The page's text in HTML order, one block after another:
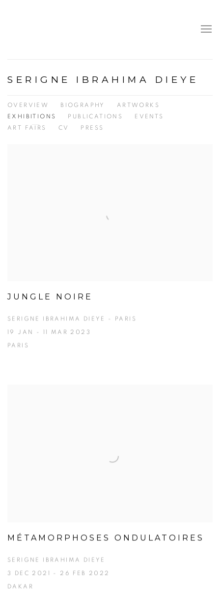
SERIGNE IBRAHIMA DIEYE
OVERVIEW BIOGRAPHY
ARTWORKS
EXHIBITIONS
PUBLICATIONS
EVENTS
ART FAIRS
CV PRESS
JUNGLE NOIRE
SERIGNE IBRAHIMA DIEYE - PARIS
19 JAN - 11 MAR 2023
PARIS
MÉTAMORPHOSES ONDULATOIRES
SERIGNE IBRAHIMA DIEYE
3 DEC 2021 - 26 FEB 2022
DAKAR